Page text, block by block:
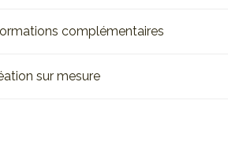
complémentaires
sur mesure